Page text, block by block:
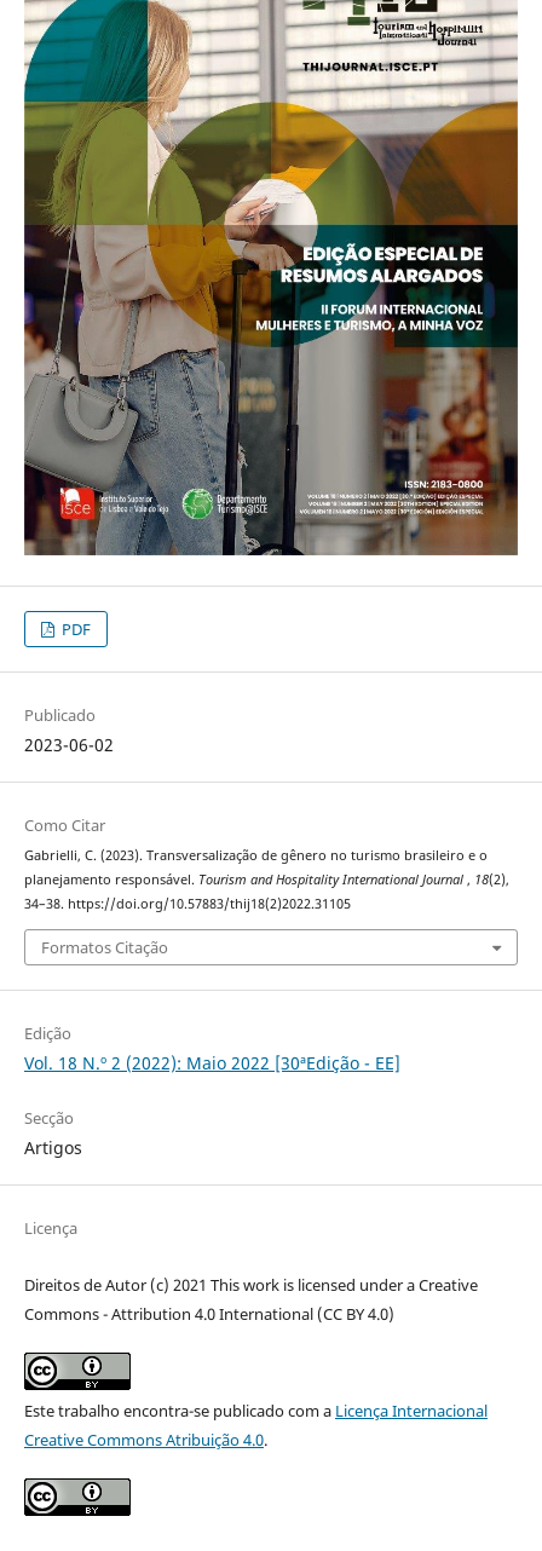
PDF
Publicado
2023-06-02
Como Citar
Gabrielli, C. (2023). Transversalização de gênero no turismo brasileiro e o
planejamento responsável. Tourism and Hospitality International Journal , 18(2),
34–38. https://doi.org/10.57883/thij18(2)2022.31105
Formatos Citação
Edição
Vol. 18 N.º 2 (2022): Maio 2022 [30ªEdição - EE]
Secção
Artigos
Licença
Direitos de Autor (c) 2021 This work is licensed under a Creative
Commons - Attribution 4.0 International (CC BY 4.0)
Este trabalho encontra-se publicado com a Licença Internacional
Creative Commons Atribuição 4.0.